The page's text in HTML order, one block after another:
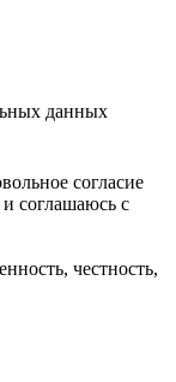
данных
согласие
соглашаюсь с
честность,